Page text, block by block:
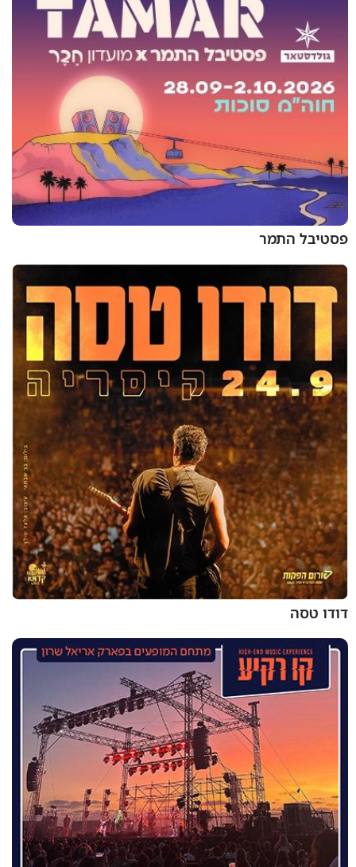
פסטיבל התמר
דודו טסה